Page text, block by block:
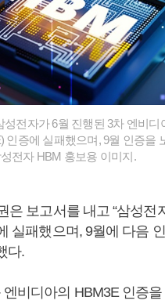
전자가 6월 진행된 3차 엔비디
인증에 실패했으며, 9월 인증을
전자 HBM 홍보용 이미지.
은 보고서를 내고 “삼성전
실패했으며, 9월에 다음
다.
비디아의 HBM3E 인증